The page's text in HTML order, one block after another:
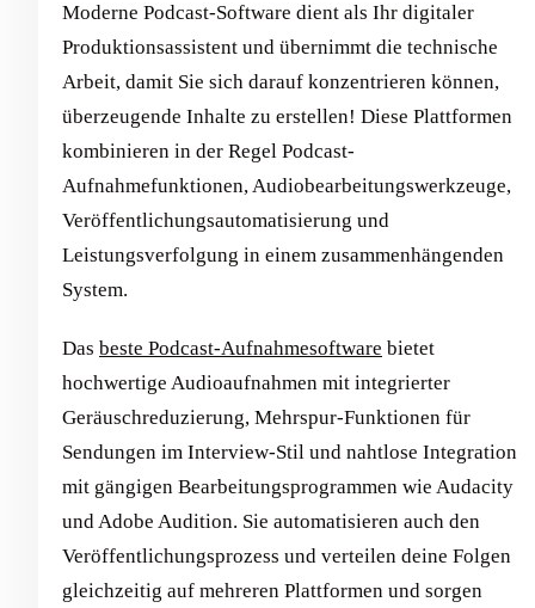
Moderne Podcast-Software dient als Ihr digitaler
Produktionsassistent und übernimmt die technische
Arbeit, damit Sie sich darauf konzentrieren können,
überzeugende Inhalte zu erstellen! Diese Plattformen
kombinieren in der Regel Podcast-
Aufnahmefunktionen, Audiobearbeitungswerkzeuge,
Veröffentlichungsautomatisierung und
Leistungsverfolgung in einem zusammenhängenden
System.
Das beste Podcast-Aufnahmesoftware bietet
hochwertige Audioaufnahmen mit integrierter
Geräuschreduzierung, Mehrspur-Funktionen für
Sendungen im Interview-Stil und nahtlose Integration
mit gängigen Bearbeitungsprogrammen wie Audacity
und Adobe Audition. Sie automatisieren auch den
Veröffentlichungsprozess und verteilen deine Folgen
gleichzeitig auf mehreren Plattformen und sorgen